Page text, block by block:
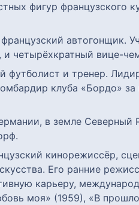
фигур французского
автогонщик.
четырёхкратный вице-
футболист и тренер.
клуба «Бордо»
в земле Северный
кинорежиссёр,
Его ранние
карьеру,
моя» (1959), «В